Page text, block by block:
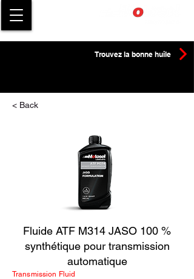
Trouvez la bonne huile
< Back
Fluide ATF M314 JASO 100 %
synthétique pour transmission
automatique
Transmission Fluid